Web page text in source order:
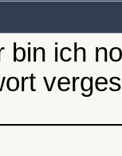
bin ich